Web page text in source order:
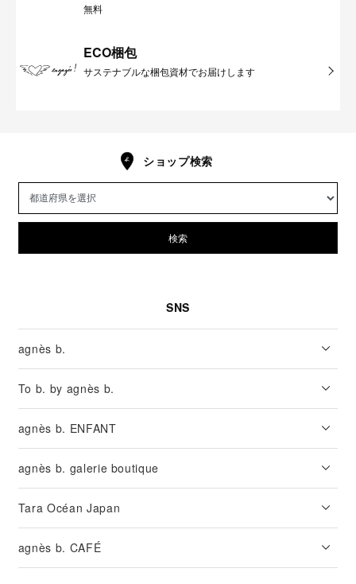
無料
ECO梱包
サステナブルな梱包資材でお届けします
ショップ検索
検索
SNS
agnès b.
To b. by agnès b.
agnès b. ENFANT
agnès b. galerie boutique
Tara Océan Japan
agnès b. CAFÉ